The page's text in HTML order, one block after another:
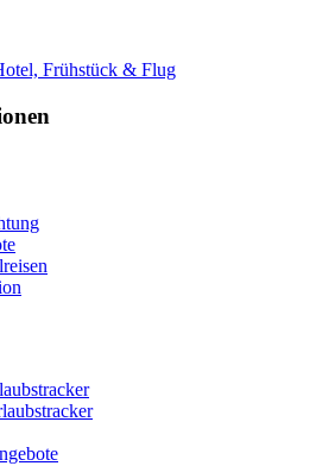
Frühstück & Flug